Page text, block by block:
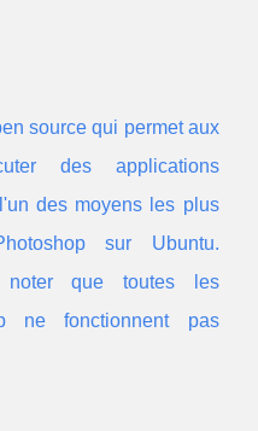
source qui permet aux
des applications
des moyens les plus
sur Ubuntu.
que toutes les
ne fonctionnent pas